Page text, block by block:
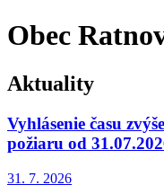
Obec
Aktuality
Vyhlásenie času
požiaru od
31. 7. 2026